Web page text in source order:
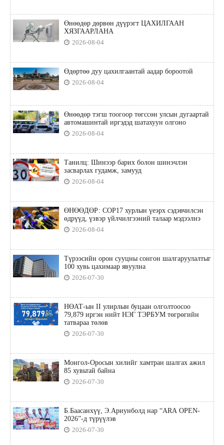
Өнөөдөр дөрвөн дүүрэгт ЦАХИЛГААН
ХЯЗГААРЛАНА
2026-08-04
Өдөртөө дуу цахилгаантай аадар бороотой
2026-08-04
Өнөөдөр тэгш тоогоор төгссөн улсын дугаартай
автомашинтай иргэдэд шатахуун олгоно
2026-08-04
Танилц: Шинээр барих болон шинэчлэн
засварлах гудамж, замууд
2026-08-04
ӨНӨӨДӨР: COP17 хурлын үеэрх сэдэвчилсэн
өдрүүд, үзвэр үйлчилгээний талаар мэдээлнэ
2026-08-04
Түрээсийн орон сууцны сонгон шалгаруулалтыг
100 хувь цахимаар явуулна
2026-07-30
НӨАТ-ын II улирлын буцаан олголтоосоо
79,879 иргэн нийт НЭГ ТЭРБУМ төгрөгийн
татвараа төлөв
2026-07-30
Монгол-Оросын хилийг хамтран шалгах ажил
85 хувьтай байна
2026-07-30
Б.Баасанхүү, Э.Ариунболд нар “ARA OPEN-
2026”-д түрүүлэв
2026-07-30